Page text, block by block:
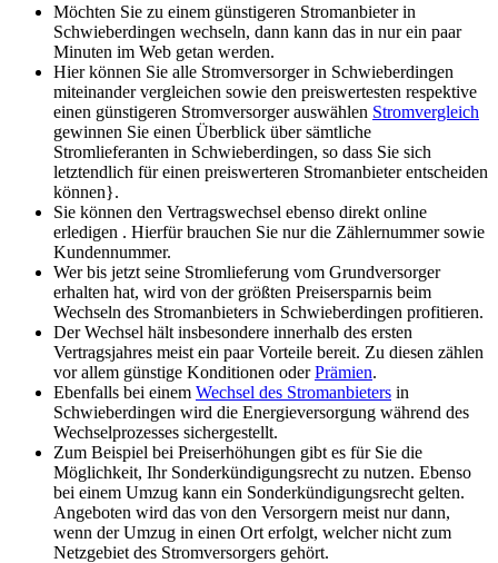
Möchten Sie zu einem günstigeren Stromanbieter in
Schwieberdingen wechseln, dann kann das in nur ein paar
Minuten im Web getan werden.
Hier können Sie alle Stromversorger in Schwieberdingen
miteinander vergleichen sowie den preiswertesten respektive
einen günstigeren Stromversorger auswählen Stromvergleich
gewinnen Sie einen Überblick über sämtliche
Stromlieferanten in Schwieberdingen, so dass Sie sich
letztendlich für einen preiswerteren Stromanbieter entscheiden
können}.
Sie können den Vertragswechsel ebenso direkt online
erledigen . Hierfür brauchen Sie nur die Zählernummer sowie
Kundennummer.
Wer bis jetzt seine Stromlieferung vom Grundversorger
erhalten hat, wird von der größten Preisersparnis beim
Wechseln des Stromanbieters in Schwieberdingen profitieren.
Der Wechsel hält insbesondere innerhalb des ersten
Vertragsjahres meist ein paar Vorteile bereit. Zu diesen zählen
vor allem günstige Konditionen oderPrämien.
Ebenfalls bei einem Wechsel des Stromanbieters in
Schwieberdingen wird die Energieversorgung während des
Wechselprozesses sichergestellt.
Zum Beispiel bei Preiserhöhungen gibt es für Sie die
Möglichkeit, Ihr Sonderkündigungsrecht zu nutzen. Ebenso
bei einem Umzug kann ein Sonderkündigungsrecht gelten.
Angeboten wird das von den Versorgern meist nur dann,
wenn der Umzug in einen Ort erfolgt, welcher nicht zum
Netzgebiet des Stromversorgers gehört.